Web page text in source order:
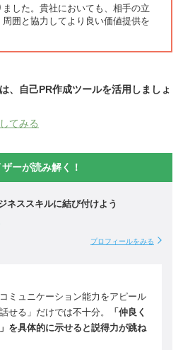
した。貴社においても、相手の立
囲と協力してより良い価値提供を
、自己PR作成ツールを活用しましょ
てみる
ーが読み解く！
ネススキルに結び付けよう
プロフィールをみる
ミュニケーション能力をアピール
せる」だけでは不十分。
「仲良く
を具体的に示せると説得力が跳ね